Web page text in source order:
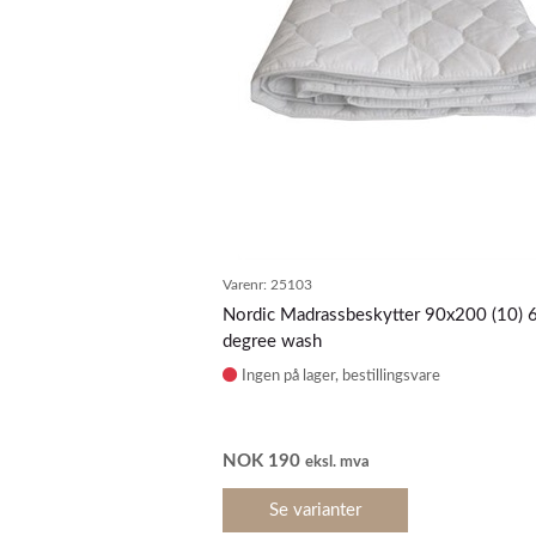
Varenr: 25103
Nordic Madrassbeskytter 90x200 (10)
degree wash
Ingen på lager
NOK 190 eksl. mva
Se varianter